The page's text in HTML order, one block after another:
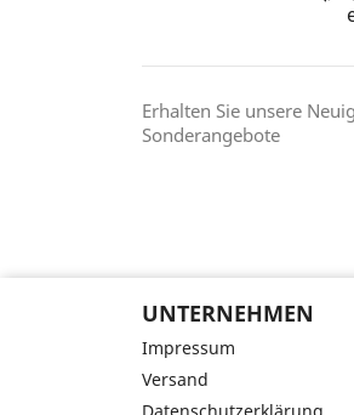
Erhalten Sie unsere
Sonderangebote
UNTERNEHMEN
Impressum
Versand